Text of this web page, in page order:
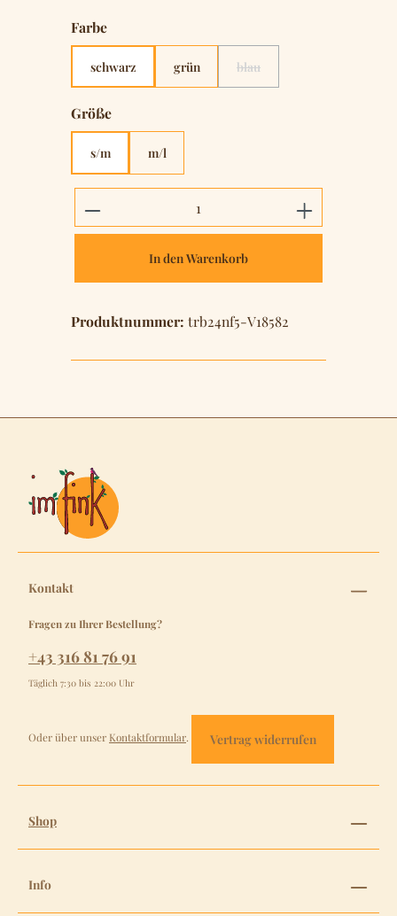
Farbeauswählen
schwarz grün blau
(Diese Option ist zurzeit
Größeauswählen
s/m m/l
Produkt Anzahl: Gib den
In den Warenkorb
Produktnummer: trb24nf5-V18582
Kontakt
Fragen zu Ihrer Bestellung?
+43 316 81 76 91
Täglich 7:30 bis 22:00 Uhr
Oder über unser Kontaktformular. Vertrag widerrufen
Shop
Info